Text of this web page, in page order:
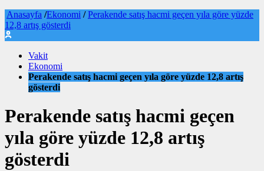
Anasayfa /Ekonomi / Perakende satış hacmi geçen yıla göre yüzde
12,8 artış gösterdi
Vakit
Ekonomi
Perakende satış hacmi geçen yıla göre yüzde 12,8 artış
gösterdi
Perakende satış hacmi geçen
yıla göre yüzde 12,8 artış
gösterdi